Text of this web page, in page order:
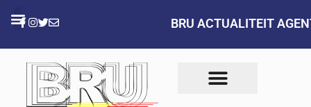
BRU ACTUALITEIT